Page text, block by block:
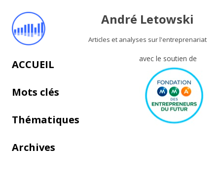
André Letowski
Articles et analyses sur l'entreprenariat
avec le soutien de
Aller au contenu principal
ACCUEIL
Mots clés
Thématiques
Archives